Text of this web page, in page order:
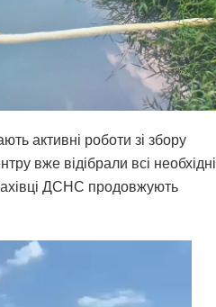
активні роботи зі збору
вже відібрали всі необхідні
ДСНС продовжують